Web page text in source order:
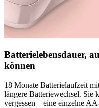
Batterielebensdauer,
können
18 Monate Batterielaufzeit
längere Batteriewechsel. Sie
vergessen – eine einzelne